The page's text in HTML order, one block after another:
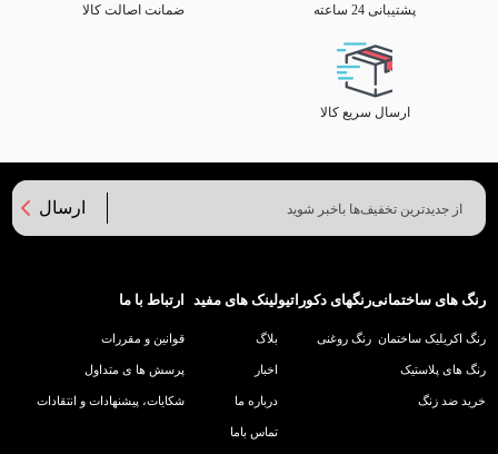
پشتیبانی 24 ساعته ضمانت اصالت کالا
ارسال سریع کالا
ارسال
رنگ های ساختمانی
رنگ اکریلیک ساختمان
رنگ های پلاستیک
خرید ضد زنگ
رنگهای دکوراتیو
رنگ روغنی
لینک های مفید
بلاگ
اخبار
درباره ما
تماس باما
ارتباط با ما
قوانین و مقررات
پرسش ها ی متداول
شکایات، پیشنهادات و انتقادات